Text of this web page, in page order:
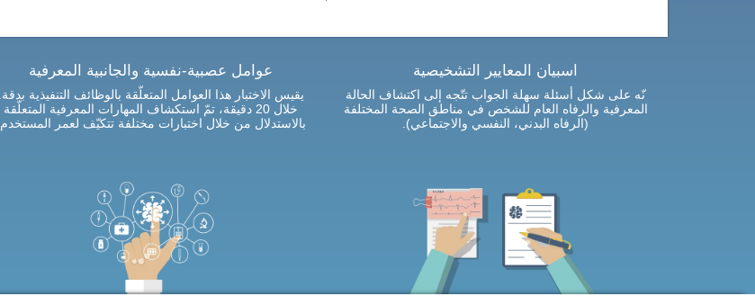
اسبيان المعايير التشخيصية
نّه على شكل أسئلة سهلة الجواب تتّجه إلى اكتشاف الحالة
المعرفية والرفاه العام للشخص في مناطق الصحة المختلفة
(الرفاه البدني، النفسي والاجتماعي).
عوامل عصبية-نفسية والجانبية المعرفية
يقيس الاختبار هذا العوامل المتعلّقة بالوظائف التنفيذية بدقة.
خلال 20 دقيقة، تمّ استكشاف المهارات المعرفية المتعلّقة
بالاستدلال من خلال اختبارات مختلفة تتكيّف لعمر المستخدم.